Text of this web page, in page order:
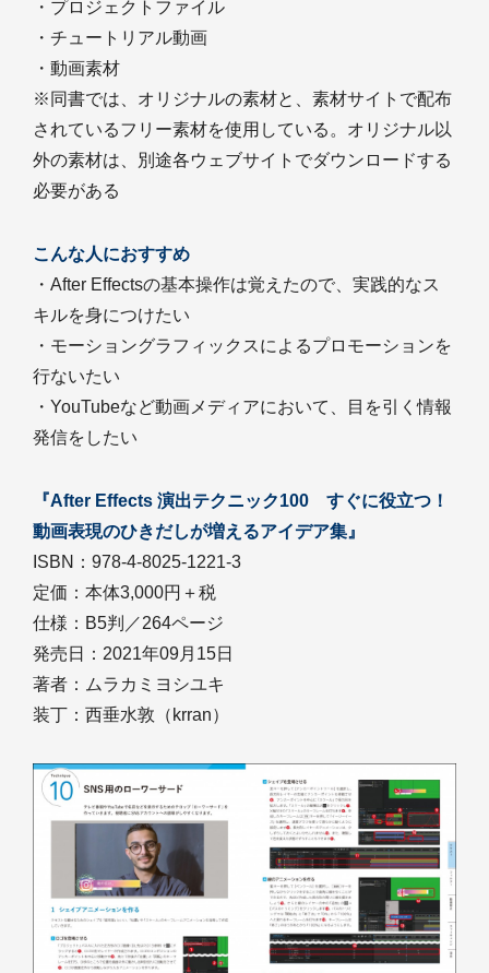
・プロジェクトファイル
・チュートリアル動画
・動画素材
※同書では、オリジナルの素材と、素材サイトで配布
されているフリー素材を使用している。オリジナル以
外の素材は、別途各ウェブサイトでダウンロードする
必要がある
こんな人におすすめ
・After Effectsの基本操作は覚えたので、実践的なス
キルを身につけたい
・モーショングラフィックスによるプロモーションを
行ないたい
・YouTubeなど動画メディアにおいて、目を引く情報
発信をしたい
『After Effects 演出テクニック100 すぐに役立つ！
動画表現のひきだしが増えるアイデア集』
ISBN：978-4-8025-1221-3
定価：本体3,000円＋税
仕様：B5判／264ページ
発売日：2021年09月15日
著者：ムラカミヨシユキ
装丁：西垂水敦（krran）